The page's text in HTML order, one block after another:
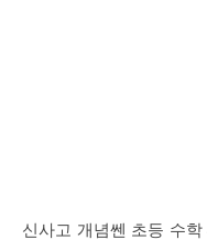
신사고 개념쎈 초등 수